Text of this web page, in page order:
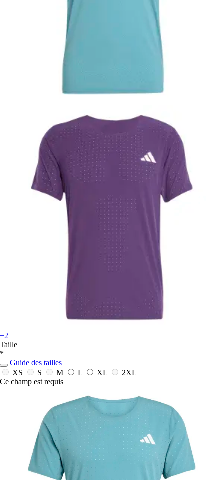
+2
Taille
*
Guide des tailles
XS
S M L XL
2XL
Ce champ est requis